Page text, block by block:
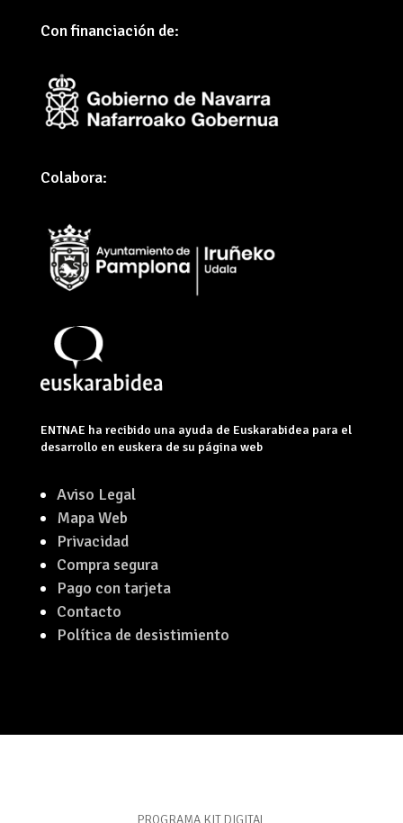
Con financiación de:
Colabora:
ENTNAE ha recibido una ayuda de Euskarabidea para el
desarrollo en euskera de su página web
Aviso Legal
Mapa Web
Privacidad
Compra segura
Pago con tarjeta
Contacto
Política de desistimiento
PROGRAMA KIT DIGITAL